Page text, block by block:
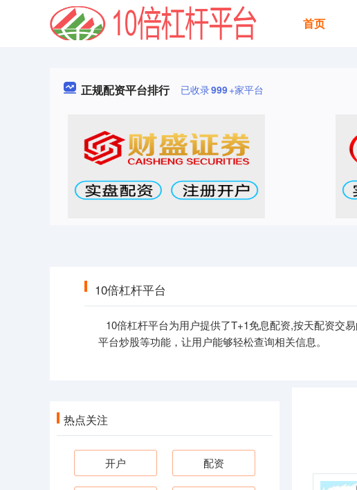
首页
正规配资平台排行 已收录999+家平台
10倍杠杆平台
10倍杠杆平台为用户提供了T+1免息配资,按天配资交
平台炒股等功能，让用户能够轻松查询相关信息。
热点关注
开户 配资